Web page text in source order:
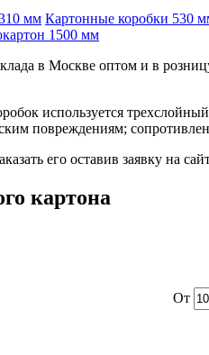
мм Картонные коробки 530
1500 мм
в Москве оптом и в
используется
повреждениям;
его оставив заявку на
картона
От